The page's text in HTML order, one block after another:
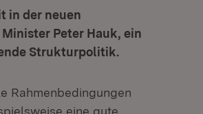
in der neuen
Peter Hauk, ein
Strukturpolitik.
Rahmenbedingungen
eine gute